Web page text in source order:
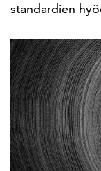
standardien